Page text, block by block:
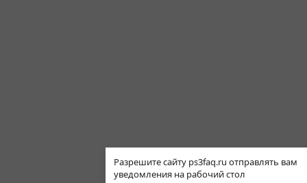
Разрешите сайту ps3faq.ru отправлять вам
уведомления на рабочий стол